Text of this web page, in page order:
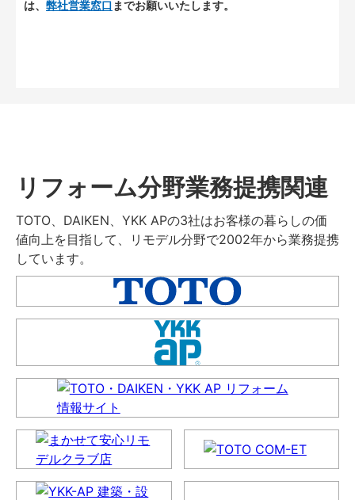
は、 弊社営業窓口 までお願いいたします。
リフォーム分野業務提携関連
TOTO、DAIKEN、YKK APの3社はお客様の暮らしの価
値向上を目指して、リモデル分野で2002年から業務提携
しています。